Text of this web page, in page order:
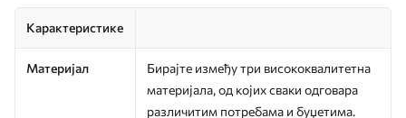
Карактеристике
Материјал
Бирајте између три висококвалитетна
материјала, од којих сваки одговара
различитим потребама и буџетима.